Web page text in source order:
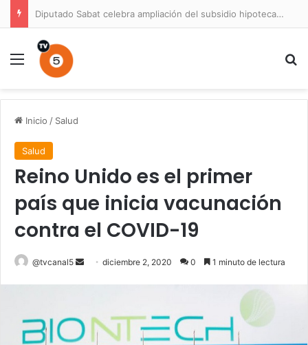
Diputado Sabat celebra ampliación del subsidio hipotecario con viviendas de hasta 6.000 UF
Menú
Inicio / Salud
Salud
Reino Unido es el primer
país que inicia vacunación
contra el COVID-19
@tvcanal5
Senddiciembre 2, 2020 0 1 minuto de lectura